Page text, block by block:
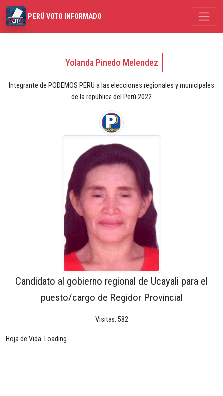
PERÚ VOTO INFORMADO
Yolanda Pinedo Melendez
Integrante de PODEMOS PERU a las elecciones regionales y municipales
de la república del Perú 2022
Candidato al gobierno regional de Ucayali para el
puesto/cargo de Regidor Provincial
Visitas: 582
Hoja de Vida: Loading...